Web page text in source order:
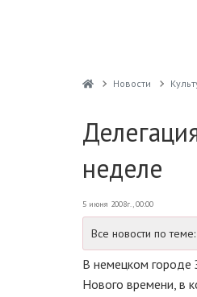
Новости
неделе
5 июня 2008г., 00:00
Все новости по теме:
В немецком городе
Нового времени, в